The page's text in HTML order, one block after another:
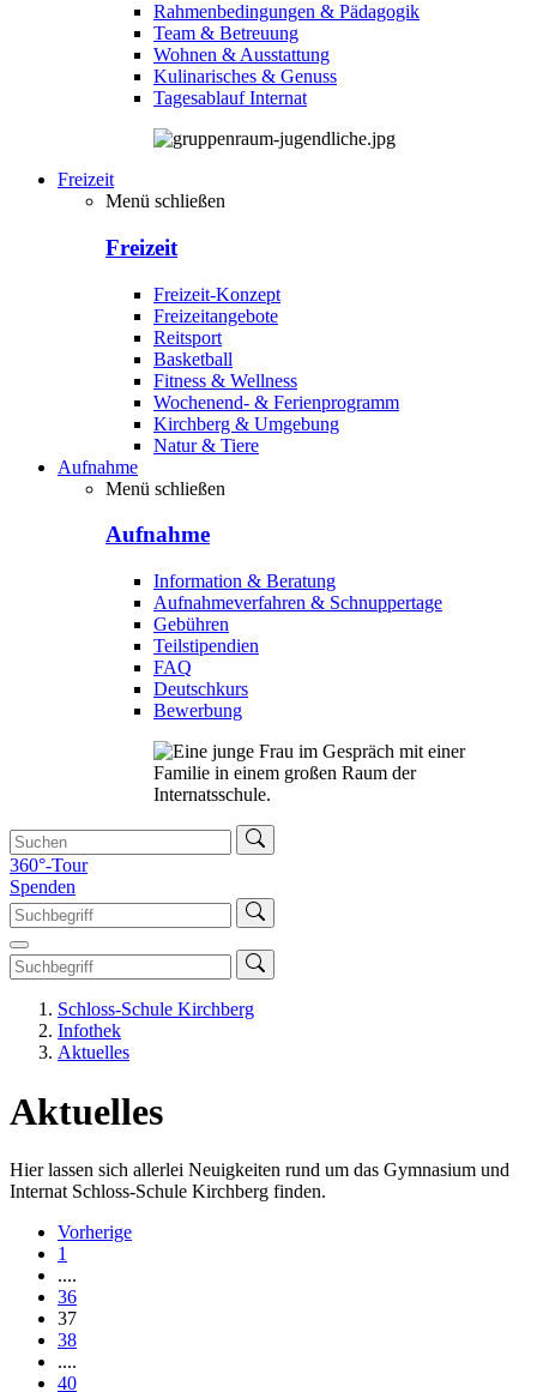
Rahmenbedingungen & Pädagogik
Team & Betreuung
Wohnen & Ausstattung
Kulinarisches & Genuss
Tagesablauf Internat
Freizeit
Menü schließen
Freizeit
Freizeit-Konzept
Freizeitangebote
Reitsport
Basketball
Fitness & Wellness
Wochenend- & Ferienprogramm
Kirchberg & Umgebung
Natur & Tiere
Aufnahme
Menü schließen
Aufnahme
Information & Beratung
Aufnahmeverfahren & Schnuppertage
Gebühren
Teilstipendien
FAQ
Deutschkurs
Bewerbung
360°-Tour
Spenden
Schloss-Schule Kirchberg
Infothek
Aktuelles
Aktuelles
Hier lassen sich allerlei Neuigkeiten rund um das Gymnasium und
Internat Schloss-Schule Kirchberg finden.
Vorherige
1
....
36
37
38
....
40